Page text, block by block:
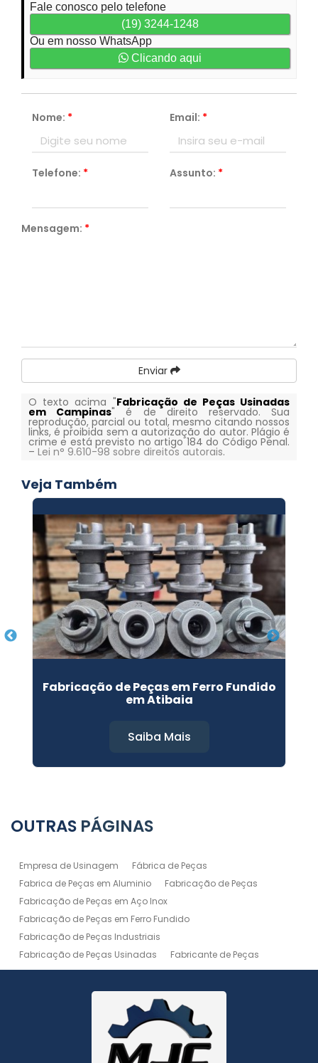
Fale conosco pelo telefone
(19) 3244-1248
Ou em nosso WhatsApp
Clicando aqui
Nome: * Email: *
Telefone: * Assunto: *
Mensagem: *
Enviar
O texto acima "Fabricação de Peças Usinadas
em Campinas" é de direito reservado. Sua
reprodução, parcial ou total, mesmo citando nossos
links, é proibida sem a autorização do autor. Plágio é
crime e está previsto no artigo 184 do Código Penal.
– Lei n° 9.610-98 sobre direitos autorais.
Veja Também
Fabricação de Peças em Ferro Fundido
em Atibaia
Saiba Mais
OUTRAS PÁGINAS
Empresa de Usinagem
Fábrica de Peças
Fabrica de Peças em Aluminio
Fabricação de Peças
Fabricação de Peças em Aço Inox
Fabricação de Peças em Ferro Fundido
Fabricação de Peças Industriais
Fabricação de Peças Usinadas
Fabricante de Peças
Fabricante de Peças de Máquinas
Manutenção de Máquina
Peças Usinadas
Serviço de Soldagem
Serviço de Usinagem
Serviço de Usinagem Pesada
Serviços de Usinagem CNC